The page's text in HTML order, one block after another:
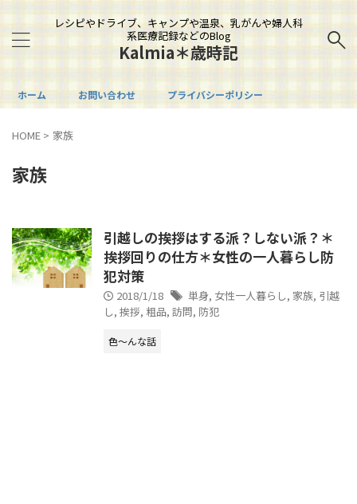
レシピやドライブ、キャンプや温泉、乳がんや婦人科
系医療記録などのBlog
Kalmia＊歳時記
ホーム お問い合わせ プライバシーポリシー
HOME > 家族
家族
引越しの挨拶はする派？しない派？＊
挨拶回りの仕方＊女性の一人暮らし防
犯対策
2018/1/18 単身, 女性一人暮らし, 家族, 引越
し, 挨拶, 粗品, 訪問, 防犯
色～んな話